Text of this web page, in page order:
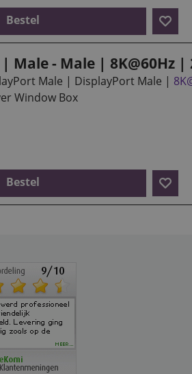
Bestel
Male - Male | 8K@60Hz |
Male | DisplayPort Male |
Window Box
Bestel